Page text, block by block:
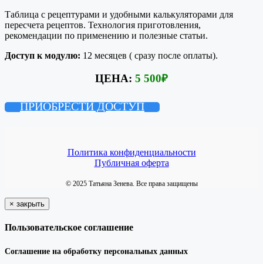
Таблица с рецептурами и удобными калькуляторами для
пересчета рецептов. Технология приготовления,
рекомендации по применению и полезные статьи.
Доступ к модулю: 12 месяцев ( сразу после оплаты).
ЦЕНА: 5 500₽
ПРИОБРЕСТИ ДОСТУП
Политика конфиденциальности
Публичная оферта
© 2025 Татьяна Зенева. Все права защищены
× закрыть
Пользовательское соглашение
Соглашение на обработку персональных данных